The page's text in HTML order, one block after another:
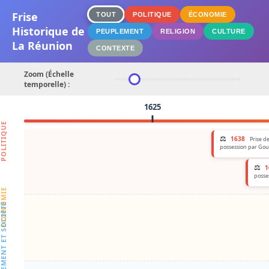
Frise
Historique de
La Réunion
TOUT POLITIQUE ÉCONOMIE
PEUPLEMENT RELIGION CULTURE
CONTEXTE
Zoom (Échelle
temporelle) :
1625
⚖️ 1638
Prise de
possession par
⚖️
SOCIÉTÉ